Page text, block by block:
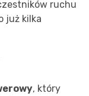
ruchu
już kilka
, który